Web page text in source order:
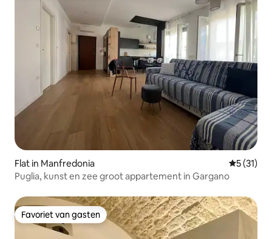
Flat in Manfredonia
5 (31)
Puglia, kunst en zee groot appartement in Gargano
Favoriet van gasten
Favoriet van gasten